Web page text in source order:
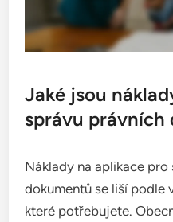
Jaké jsou
správu právních
Náklady na aplikace
dokumentů se liší podle
které potřebujete.